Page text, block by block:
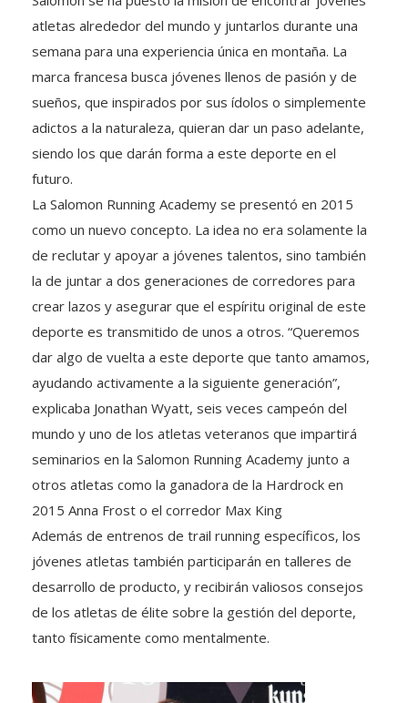
atletas alrededor del mundo y juntarlos durante una
semana para una experiencia única en montaña. La
marca francesa busca jóvenes llenos de pasión y de
sueños, que inspirados por sus ídolos o simplemente
adictos a la naturaleza, quieran dar un paso adelante,
siendo los que darán forma a este deporte en el
futuro.
La Salomon Running Academy se presentó en 2015
como un nuevo concepto. La idea no era solamente la
de reclutar y apoyar a jóvenes talentos, sino también
la de juntar a dos generaciones de corredores para
crear lazos y asegurar que el espíritu original de este
deporte es transmitido de unos a otros. “Queremos
dar algo de vuelta a este deporte que tanto amamos,
ayudando activamente a la siguiente generación”,
explicaba Jonathan Wyatt, seis veces campeón del
mundo y uno de los atletas veteranos que impartirá
seminarios en la Salomon Running Academy junto a
otros atletas como la ganadora de la Hardrock en
2015 Anna Frost o el corredor Max King
Además de entrenos de trail running específicos, los
jóvenes atletas también participarán en talleres de
desarrollo de producto, y recibirán valiosos consejos
de los atletas de élite sobre la gestión del deporte,
tanto físicamente como mentalmente.